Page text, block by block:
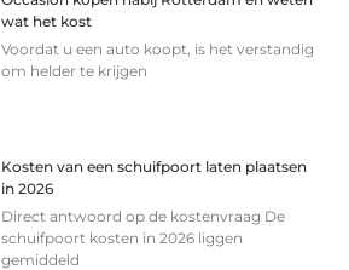
wat het kost
Voordat u een auto koopt, is het verstandig
om helder te krijgen
Kosten van een schuifpoort laten plaatsen
in 2026
Direct antwoord op de kostenvraag De
schuifpoort kosten in 2026 liggen
gemiddeld